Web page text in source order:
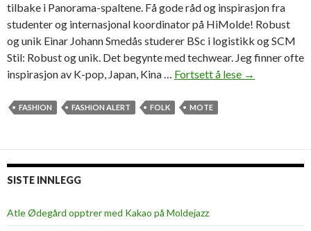
tilbake i Panorama-spaltene. Få gode råd og inspirasjon fra
studenter og internasjonal koordinator på HiMolde! Robust
og unik Einar Johann Smedås studerer BSc i logistikk og SCM
Stil: Robust og unik. Det begynte med techwear. Jeg finner ofte
inspirasjon av K-pop, Japan, Kina … Fortsett å lese S
m
→
FASHION FASHION ALERT FOLK MOTE
SISTE INNLEGG
Atle Ødegård opptrer med Kakao på Moldejazz